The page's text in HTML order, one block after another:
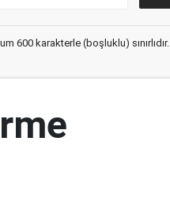
600 karakterle (boşluklu) sınırlıdır.